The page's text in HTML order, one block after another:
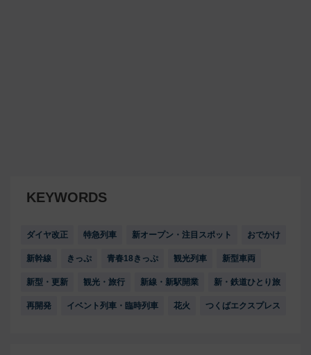
KEYWORDS
ダイヤ改正 特急列車 新オープン・注目スポット おでかけ
新幹線 きっぷ 青春18きっぷ 観光列車 新型車両
新型・更新 観光・旅行 新線・新駅開業 新・鉄道ひとり旅
再開発 イベント列車・臨時列車 花火 つくばエクスプレス